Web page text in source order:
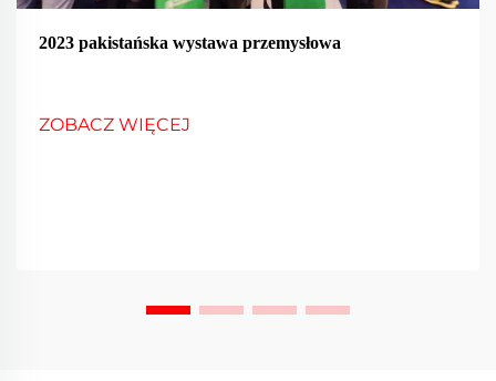
2023 pakistańska wystawa przemysłowa
ZOBACZ WIĘCEJ